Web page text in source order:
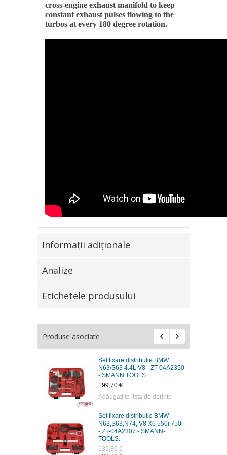
cross-engine exhaust manifold to keep
constant exhaust pulses flowing to the
turbos at every 180 degree rotation.
Informaţii adiţionale
Analize
Etichetele produsului
Produse asociate
Set fixare distributie BMW
N63/S63 4.4L V8 - ZT-04A2350
- SMANN TOOLS
199,70 €
Adăugaţi la lista de dorinţe
Set fixare distributie BMW
N63,S63,N74, V8 X6 550i 750i
- ZT-04A2307 - SMANN-
TOOLS.
139,80 €